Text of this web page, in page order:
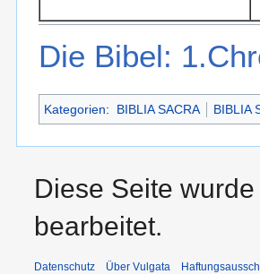
Die Bibel:
Kategorien: BIBLIA SACRA BIBLIA
Diese Seite
bearbeitet.
Datenschutz Über Vulgata